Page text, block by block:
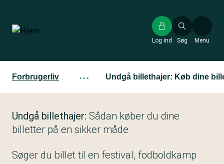
hovedindhold
Søg
Log ind Menu
Forbrugerliv ··· Undgå billethajer: Køb dine
Undgå billethajer: Sådan køber du dine
billetter på en sikker måde
Søger du billet til en festival, fodboldkamp